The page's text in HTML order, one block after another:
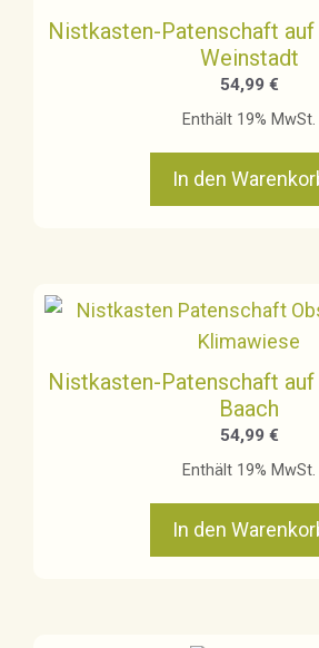
Nistkasten-Patenschaft
Weinstadt
54,99 €
Enthält 19% MwSt.
In den
Nistkasten-Patenschaft
Baach
54,99 €
Enthält 19% MwSt.
In den